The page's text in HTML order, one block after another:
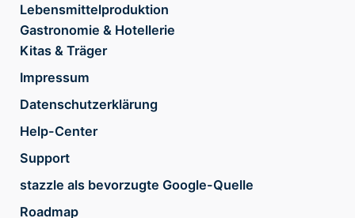
Lebensmittelproduktion
Gastronomie & Hotellerie
Kitas & Träger
Impressum
Datenschutzerklärung
Help-Center
Support
stazzle als bevorzugte Google-Quelle
Roadmap